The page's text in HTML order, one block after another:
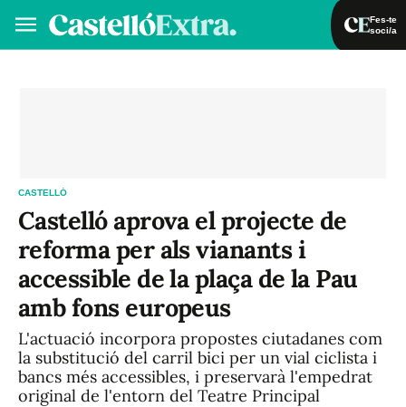
Fes-te
soci/a
CASTELLÓ
Castelló aprova el projecte de
reforma per als vianants i
accessible de la plaça de la Pau
amb fons europeus
L'actuació incorpora propostes ciutadanes com
la substitució del carril bici per un vial ciclista i
bancs més accessibles, i preservarà l'empedrat
original de l'entorn del Teatre Principal